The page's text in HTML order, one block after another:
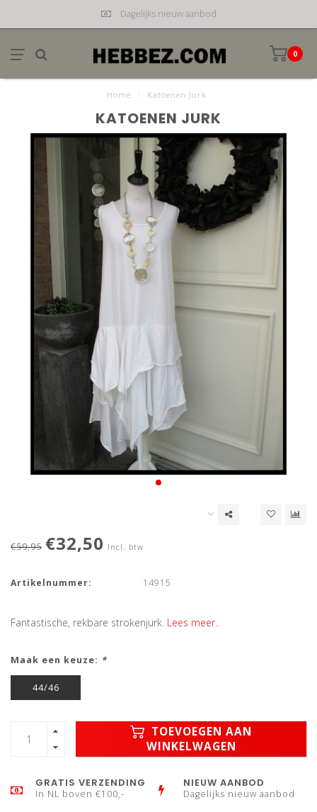
Dagelijks nieuw aanbod
0
Home Katoenen Jurk
KATOENEN JURK
€59,95 €32,50 Incl. btw
Artikelnummer: 14915
Fantastische, rekbare strokenjurk. Lees meer..
Maak een keuze: *
44/46
TOEVOEGEN AAN
WINKELWAGEN
GRATIS VERZENDING
In NL boven €100,-
NIEUW AANBOD
Dagelijks nieuw aanbod